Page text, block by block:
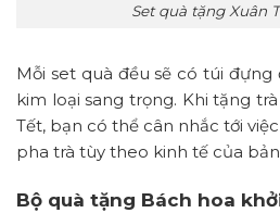
Set quà tặng Xuân
Mỗi set quà đều sẽ có túi
kim loại sang trọng. Khi tặng
Tết, bạn có thể cân nhắc tới
pha trà tùy theo kinh tế của
Bộ quà tặng Bách hoa